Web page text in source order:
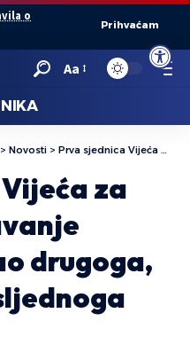
Open
o
Prihvaćam
Aa
> Novosti > Prva sjednica Vijeća za učenje i poučavanje hrvatskoga kao drugoga, stranoga i nasljednoga jezika
za
drugoga,